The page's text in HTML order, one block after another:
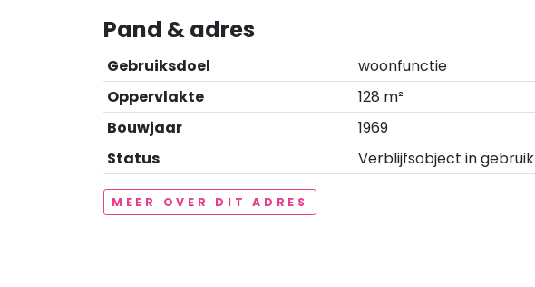
Pand & adres
Gebruiksdoel
woonfunctie
Oppervlakte
128 m²
Bouwjaar
1969
Status
Verblijfsobject in gebruik
MEER OVER DIT ADRES